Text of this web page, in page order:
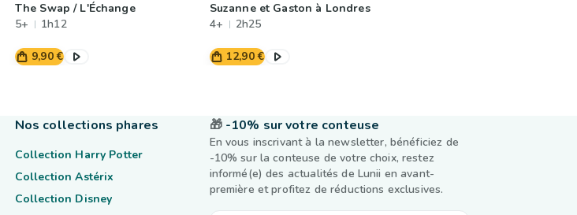
The Swap / L'Échange
5+
1h12
9,90 €
Suzanne et Gaston à Londres
4+
2h25
12,90 €
🎁 -10% sur votre conteuse
En vous inscrivant à la newsletter, bénéficiez de
-10% sur la conteuse de votre choix, restez
informé(e) des actualités de Lunii en avant-
première et profitez de réductions exclusives.
Nos collections phares
Collection Harry Potter
Collection Astérix
Collection Disney